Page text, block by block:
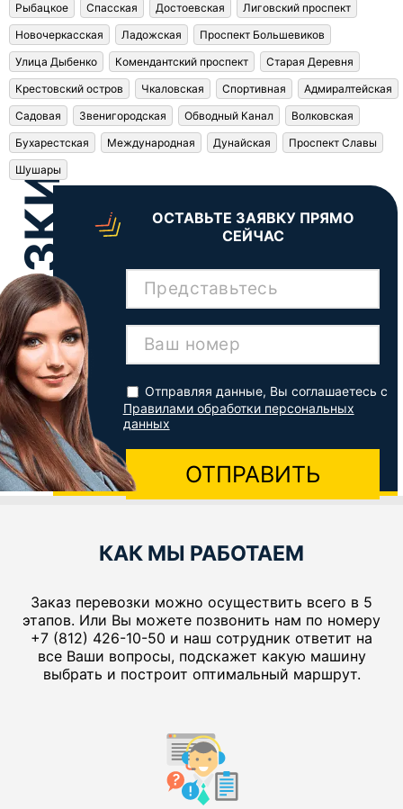
Рыбацкое
Спасская Достоевская
Лиговский проспект
Новочеркасская
Ладожская
Проспект Большевиков
Улица Дыбенко
Комендантский проспект
Старая Деревня
Крестовский остров
Чкаловская Спортивная
Адмиралтейская
Садовая
Звенигородская Обводный Канал
Волковская
Бухарестская
Международная Дунайская
Проспект Славы
Шушары
ОСТАВЬТЕ ЗАЯВКУ ПРЯМО
СЕЙЧАС
Представьтесь
Ваш номер
Отправляя данные, Вы соглашаетесь с
Правилами обработки персональных
данных
ОТПРАВИТЬ
КАК МЫ РАБОТАЕМ
Заказ перевозки можно осуществить всего в 5
этапов. Или Вы можете позвонить нам по номеру
+7 (812) 426-10-50 и наш сотрудник ответит на
все Ваши вопросы, подскажет какую машину
выбрать и построит оптимальный маршрут.